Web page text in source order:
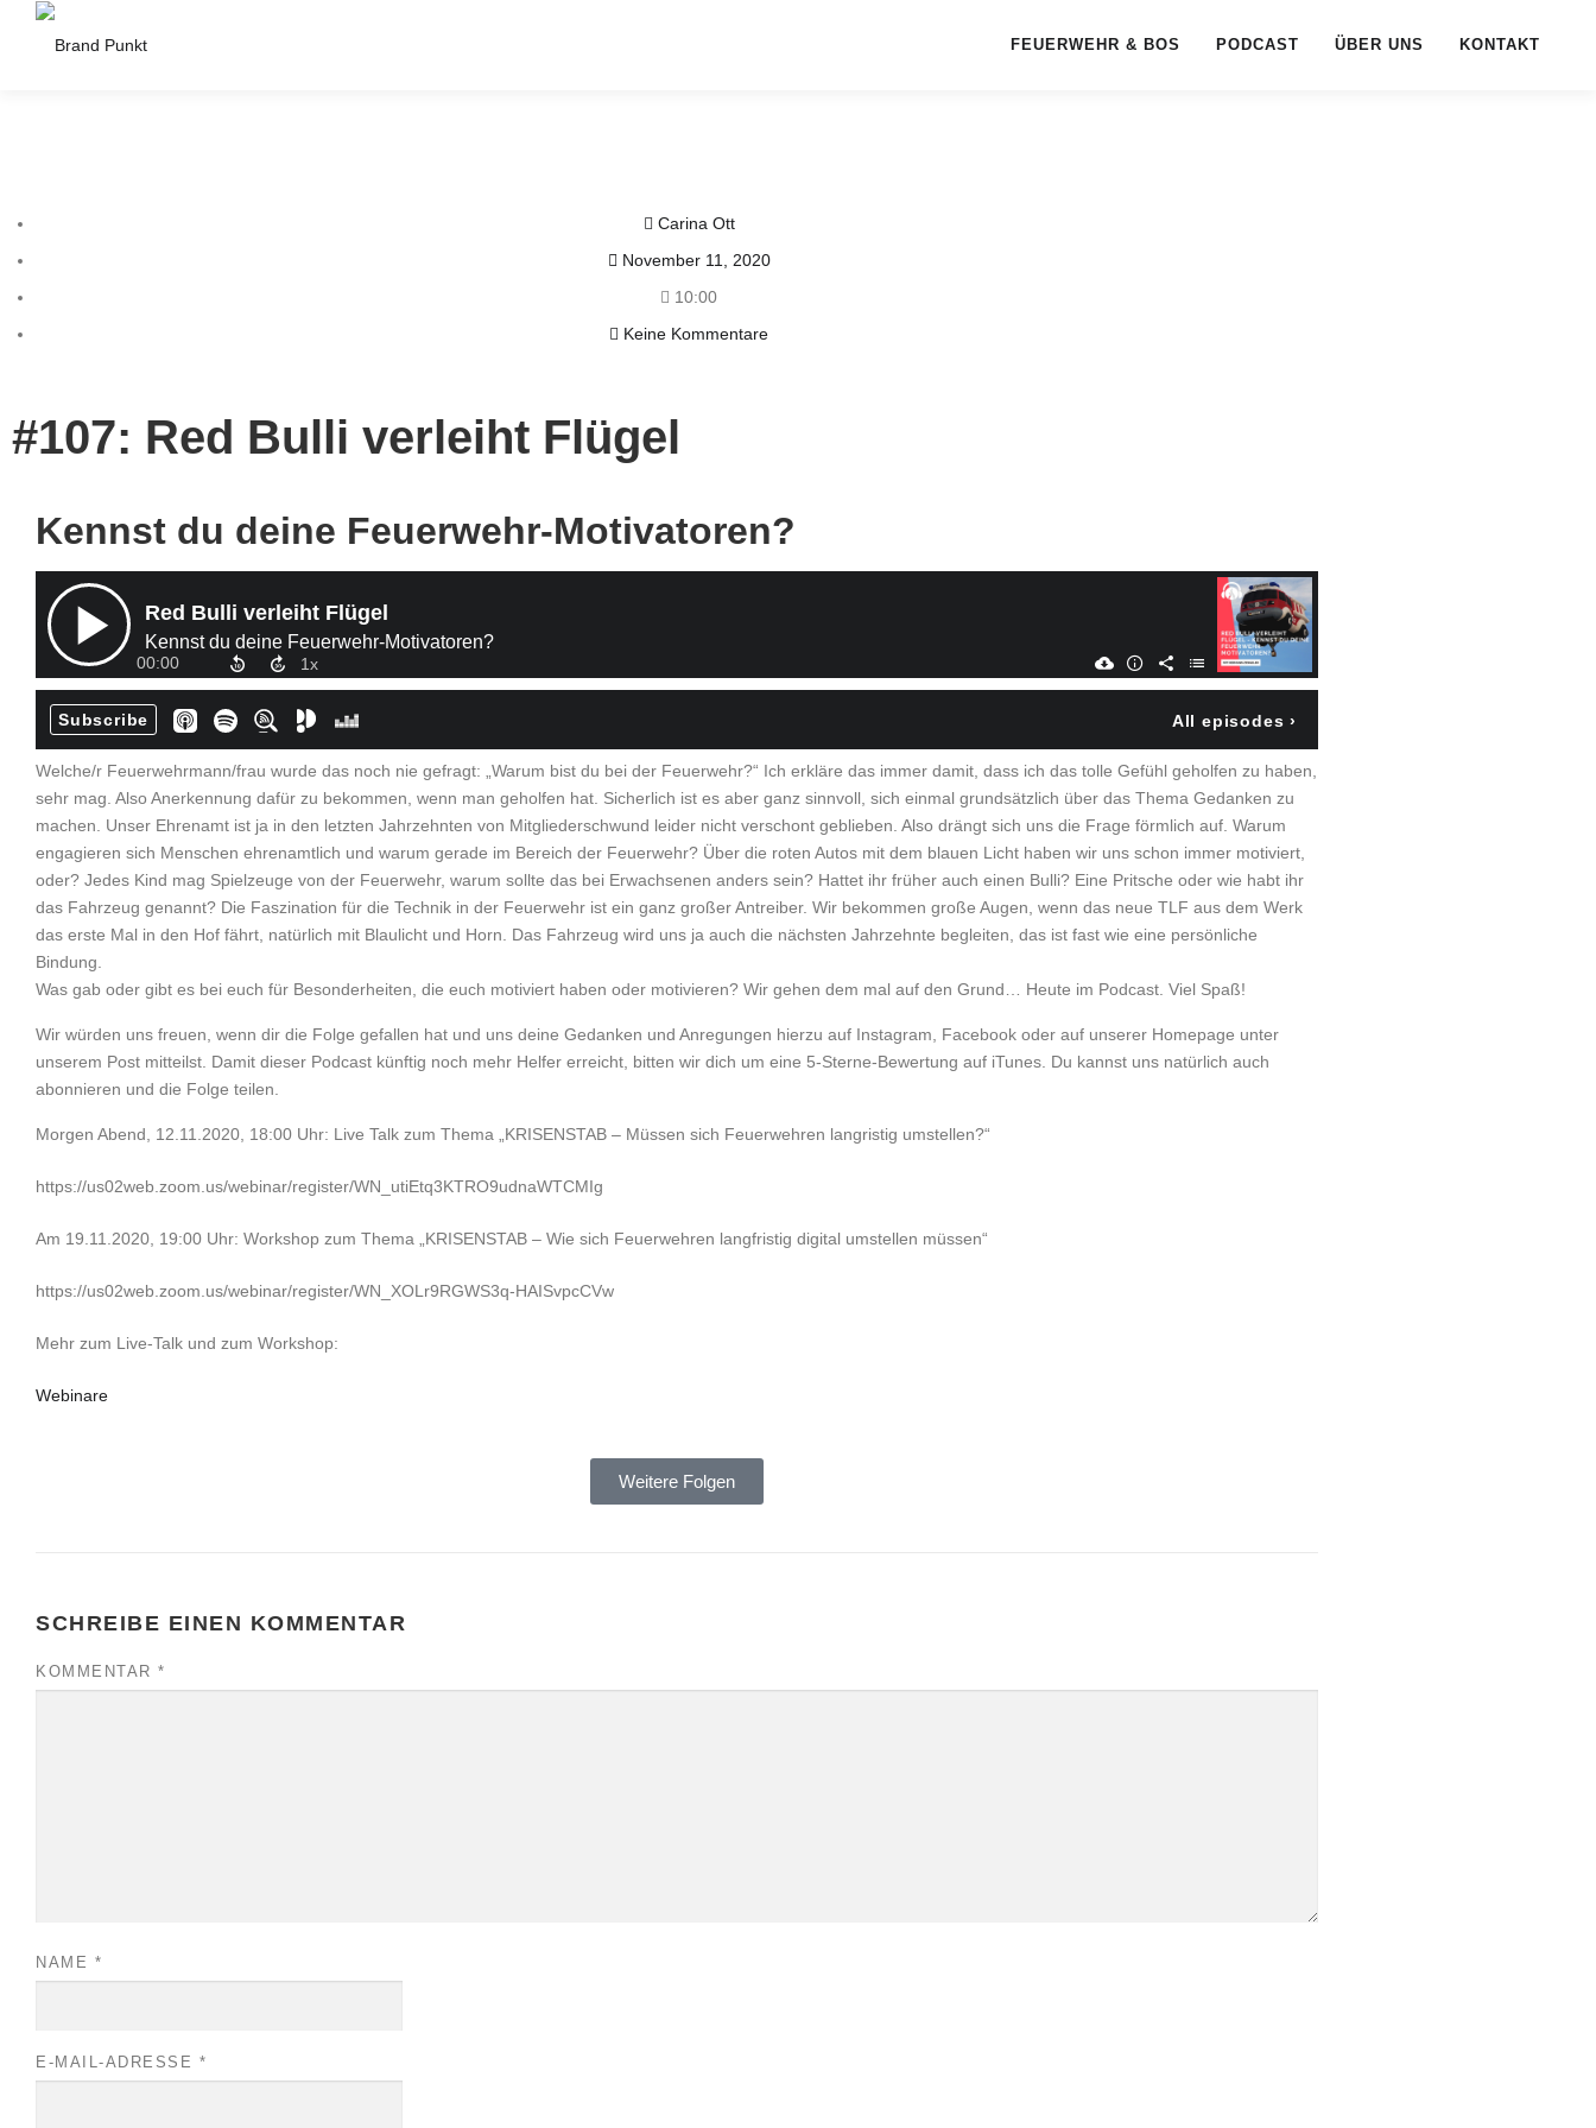
FEUERWEHR & BOS PODCAST ÜBER UNS KONTAKT
Carina Ott
November 11, 2020
10:00
Keine Kommentare
#107: Red Bulli verleiht Flügel
Kennst du deine Feuerwehr-Motivatoren?
Welche/r Feuerwehrmann/frau wurde das noch nie gefragt: „Warum bist du bei der Feuerwehr?“ Ich erkläre das immer damit, dass ich das tolle Gefühl geholfen zu haben,
sehr mag. Also Anerkennung dafür zu bekommen, wenn man geholfen hat. Sicherlich ist es aber ganz sinnvoll, sich einmal grundsätzlich über das Thema Gedanken zu
machen. Unser Ehrenamt ist ja in den letzten Jahrzehnten von Mitgliederschwund leider nicht verschont geblieben. Also drängt sich uns die Frage förmlich auf. Warum
engagieren sich Menschen ehrenamtlich und warum gerade im Bereich der Feuerwehr? Über die roten Autos mit dem blauen Licht haben wir uns schon immer motiviert,
oder? Jedes Kind mag Spielzeuge von der Feuerwehr, warum sollte das bei Erwachsenen anders sein? Hattet ihr früher auch einen Bulli? Eine Pritsche oder wie habt ihr
das Fahrzeug genannt? Die Faszination für die Technik in der Feuerwehr ist ein ganz großer Antreiber. Wir bekommen große Augen, wenn das neue TLF aus dem Werk
das erste Mal in den Hof fährt, natürlich mit Blaulicht und Horn. Das Fahrzeug wird uns ja auch die nächsten Jahrzehnte begleiten, das ist fast wie eine persönliche
Bindung.
Was gab oder gibt es bei euch für Besonderheiten, die euch motiviert haben oder motivieren? Wir gehen dem mal auf den Grund… Heute im Podcast. Viel Spaß!
Wir würden uns freuen, wenn dir die Folge gefallen hat und uns deine Gedanken und Anregungen hierzu auf Instagram, Facebook oder auf unserer Homepage unter
unserem Post mitteilst. Damit dieser Podcast künftig noch mehr Helfer erreicht, bitten wir dich um eine 5-Sterne-Bewertung auf iTunes. Du kannst uns natürlich auch
abonnieren und die Folge teilen.
Morgen Abend, 12.11.2020, 18:00 Uhr: Live Talk zum Thema „KRISENSTAB – Müssen sich Feuerwehren langristig umstellen?“
https://us02web.zoom.us/webinar/register/WN_utiEtq3KTRO9udnaWTCMIg
Am 19.11.2020, 19:00 Uhr: Workshop zum Thema „KRISENSTAB – Wie sich Feuerwehren langfristig digital umstellen müssen“
https://us02web.zoom.us/webinar/register/WN_XOLr9RGWS3q-HAISvpcCVw
Mehr zum Live-Talk und zum Workshop:
Webinare
Weitere Folgen
SCHREIBE EINEN KOMMENTAR
KOMMENTAR *
NAME *
E-MAIL-ADRESSE *